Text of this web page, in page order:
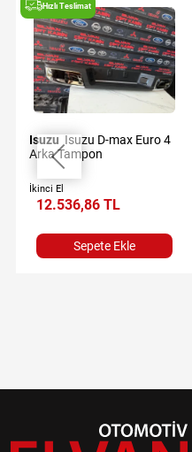
Hızlı Teslimat
Isuzu
Arka Tampon
İkinci El
12.536,86 TL
Sepete Ekle